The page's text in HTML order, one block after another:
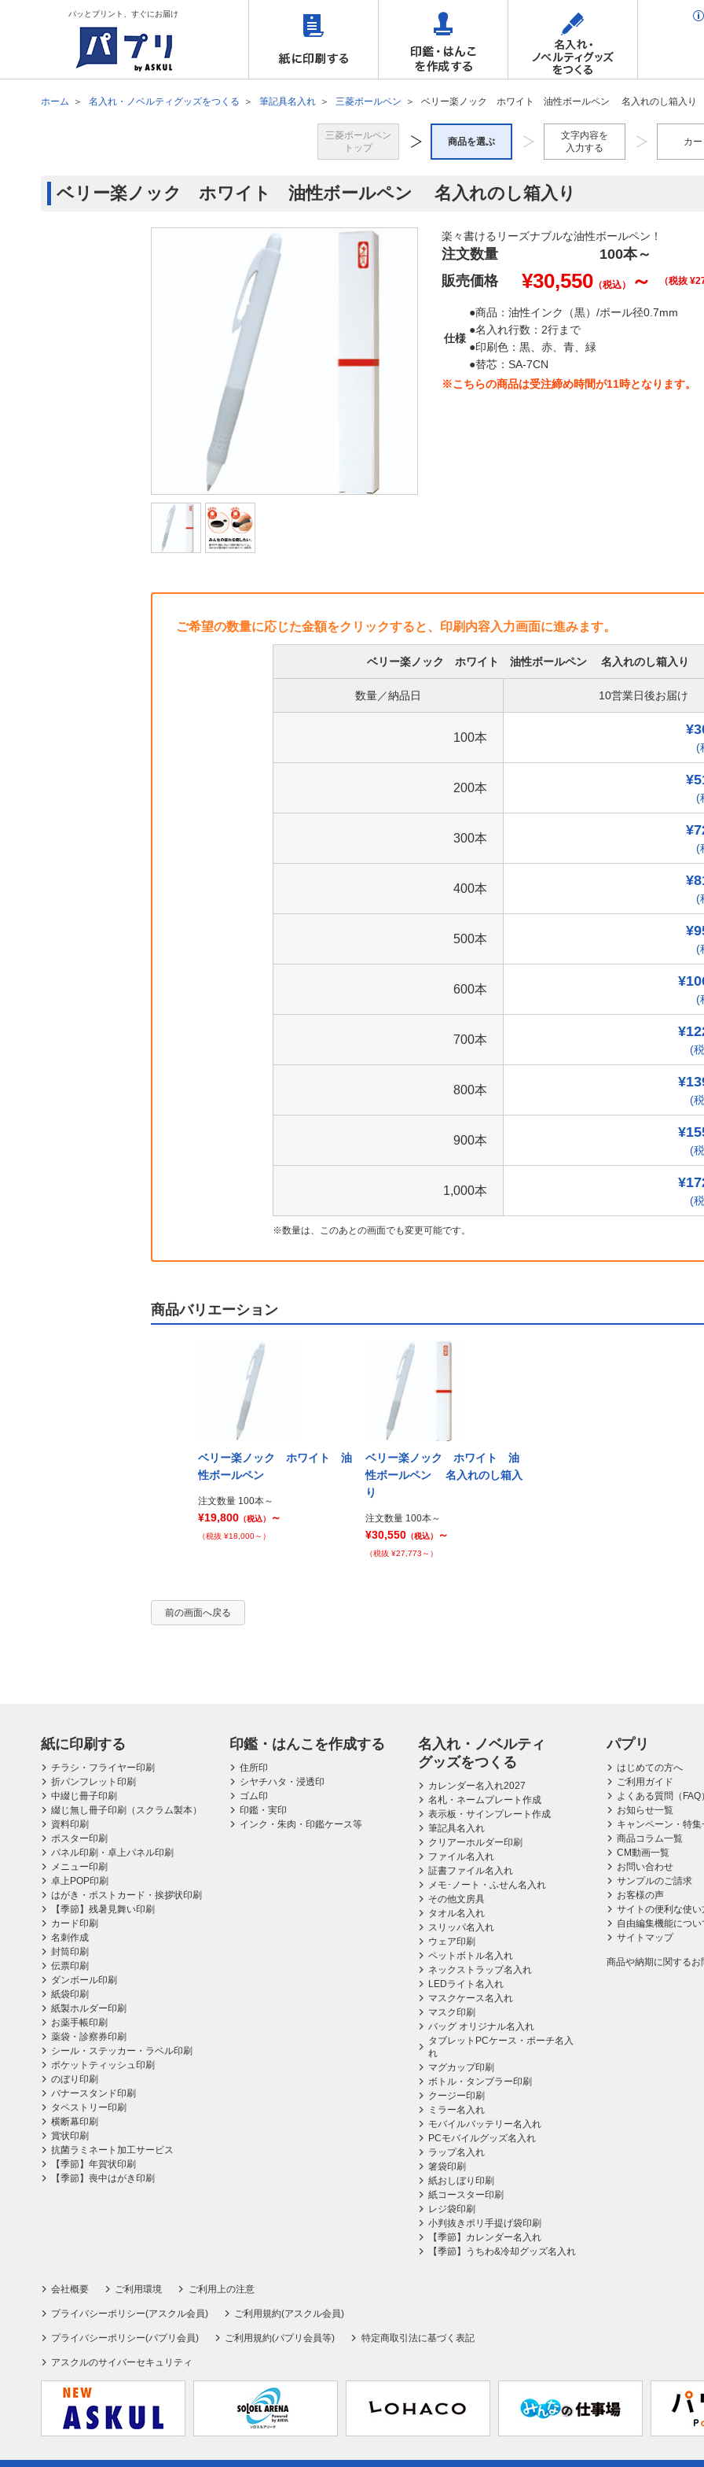
パッとプリント、すぐにお届け
ホーム 名入れ・ノベルティグッズをつくる 筆記具名入れ 三菱ボールペン ベリー楽ノック ホワイト 油性ボールペン 名入れのし箱入り
三菱ボールペン
トップ
商品を選ぶ
文字内容を
入力する
カー
ベリー楽ノック ホワイト 油性ボールペン 名入れのし箱入り
楽々書けるリーズナブルな油性ボールペン！
注文数量 100本～
販売価格
¥30,550 （税込） ～ （税抜 ¥
仕様
●商品：油性インク（黒）/ボール径0.7mm
●名入れ行数：2行まで
●印刷色：黒、赤、青、緑
●替芯：SA-7CN
※こちらの商品は受注締め時間が11時となります。
ご希望の数量に応じた金額をクリックすると、印刷内容入力画面に進みます。
ベリー楽ノック ホワイト 油性ボールペン 名入れのし箱入り
数量／納品日 10営業日後お届け
100本
(
200本
(
300本
(
400本
(
500本
(
600本
(
700本
(
800本
(
900本
(
1,000本
(
数量は、このあとの画面でも変更可能です。
商品バリエーション
ベリー楽ノック ホワイト 油
性ボールペン
注文数量 100本～
¥19,800 （税込） ～
（税抜 ¥18,000～）
ベリー楽ノック ホワイト 油
性ボールペン 名入れのし箱入
り
注文数量 100本～
¥30,550 （税込） ～
（税抜 ¥27,773～）
前の画面へ戻る
紙に印刷する
チラシ・フライヤー印刷
折パンフレット印刷
中綴じ冊子印刷
綴じ無し冊子印刷（スクラム製本）
資料印刷
ポスター印刷
パネル印刷・卓上パネル印刷
メニュー印刷
卓上POP印刷
はがき・ポストカード・挨拶状印刷
【季節】残暑見舞い印刷
カード印刷
名刺作成
封筒印刷
伝票印刷
ダンボール印刷
紙袋印刷
紙製ホルダー印刷
お薬手帳印刷
薬袋・診察券印刷
シール・ステッカー・ラベル印刷
ポケットティッシュ印刷
のぼり印刷
バナースタンド印刷
タペストリー印刷
横断幕印刷
賞状印刷
抗菌ラミネート加工サービス
【季節】年賀状印刷
【季節】喪中はがき印刷
印鑑・はんこを作成する
住所印
シヤチハタ・浸透印
ゴム印
印鑑・実印
インク・朱肉・印鑑ケース等
名入れ・ノベルティ
グッズをつくる
カレンダー名入れ2027
名札・ネームプレート作成
表示板・サインプレート作成
筆記具名入れ
クリアーホルダー印刷
ファイル名入れ
証書ファイル名入れ
メモ･ノート・ふせん名入れ
その他文房具
タオル名入れ
スリッパ名入れ
ウェア印刷
ペットボトル名入れ
ネックストラップ名入れ
LEDライト名入れ
マスクケース名入れ
マスク印刷
バッグ オリジナル名入れ
タブレットPCケース・ポーチ名入
れ
マグカップ印刷
ボトル・タンブラー印刷
クージー印刷
ミラー名入れ
モバイルバッテリー名入れ
PCモバイルグッズ名入れ
ラップ名入れ
箸袋印刷
紙おしぼり印刷
紙コースター印刷
レジ袋印刷
小判抜きポリ手提げ袋印刷
【季節】カレンダー名入れ
【季節】うちわ&冷却グッズ名入れ
パプリ
はじめての方へ
ご利用ガイド
よくある質問（FAQ
お知らせ一覧
キャンペーン・特集
商品コラム一覧
CM動画一覧
お問い合わせ
サンプルのご請求
お客様の声
サイトの便利な使い
自由編集機能につい
サイトマップ
商品や納期に関するお
会社概要 ご利用環境 ご利用上の注意
プライバシーポリシー(アスクル会員) ご利用規約(アスクル会員)
プライバシーポリシー(パプリ会員) ご利用規約(パプリ会員等) 特定商取引法に基づく表記
アスクルのサイバーセキュリティ